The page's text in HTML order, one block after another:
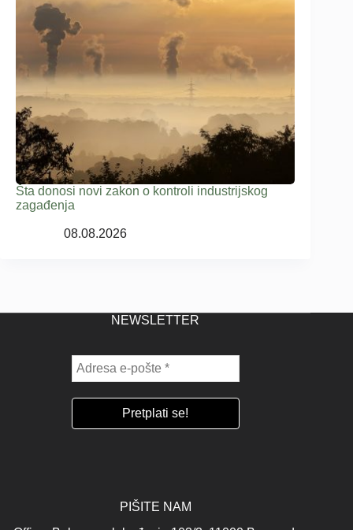
Šta donosi novi zakon o kontroli industrijskog
zagađenja
08.08.2026
NEWSLETTER
PIŠITE NAM